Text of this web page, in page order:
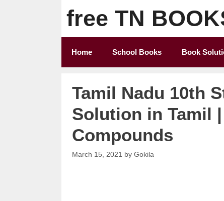
free TN
Home School Books Book
Tamil Nadu 10th
Solution in Tamil
Compounds
March 15, 2021 by Gokila